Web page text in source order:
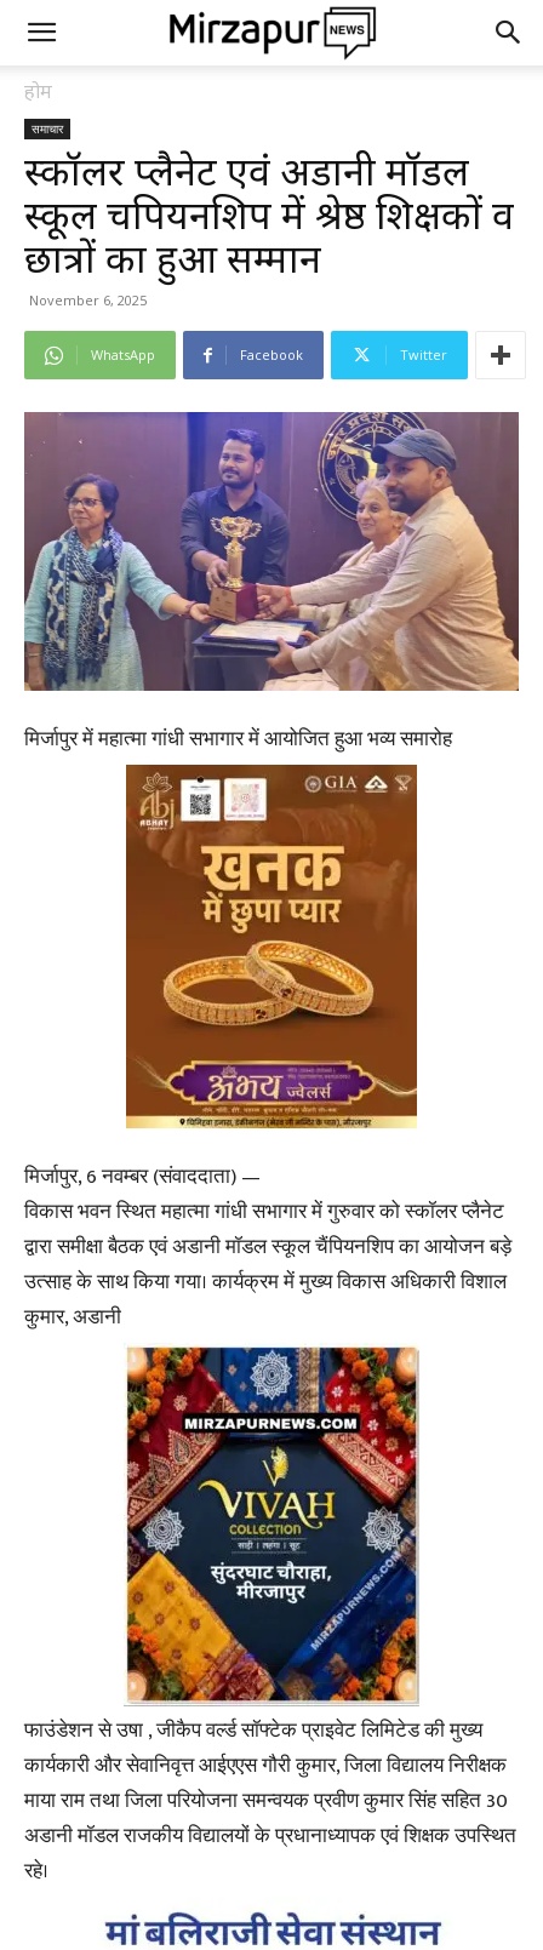
होम
समाचार
स्कॉलर प्लैनेट एवं अडानी मॉडल
स्कूल चैंपियनशिप में श्रेष्ठ शिक्षकों व
छात्रों का हुआ सम्मान
November 6, 2025
WhatsApp Facebook Twitter
मिर्जापुर में महात्मा गांधी सभागार में आयोजित हुआ भव्य समारोह
मिर्जापुर, 6 नवम्बर (संवाददाता) —
विकास भवन स्थित महात्मा गांधी सभागार में गुरुवार को स्कॉलर प्लैनेट
द्वारा समीक्षा बैठक एवं अडानी मॉडल स्कूल चैंपियनशिप का आयोजन बड़े
उत्साह के साथ किया गया। कार्यक्रम में मुख्य विकास अधिकारी विशाल
कुमार, अडानी
फाउंडेशन से उषा , जीकैप वर्ल्ड सॉफ्टेक प्राइवेट लिमिटेड की मुख्य
कार्यकारी और सेवानिवृत्त आईएएस गौरी कुमार, जिला विद्यालय निरीक्षक
माया राम तथा जिला परियोजना समन्वयक प्रवीण कुमार सिंह सहित 30
अडानी मॉडल राजकीय विद्यालयों के प्रधानाध्यापक एवं शिक्षक उपस्थित
रहे।